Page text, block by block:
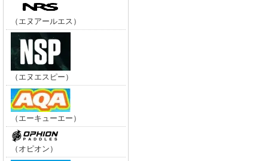
（エヌアールエス）
（エヌエスピー）
（エーキューエー）
（オピオン）